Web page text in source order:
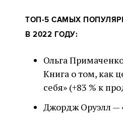
ТОП-5 САМЫХ
В 2022 ГОДУ:
Ольга
Книга о том, как
себя» (+83 % к
Джордж Оруэлл —